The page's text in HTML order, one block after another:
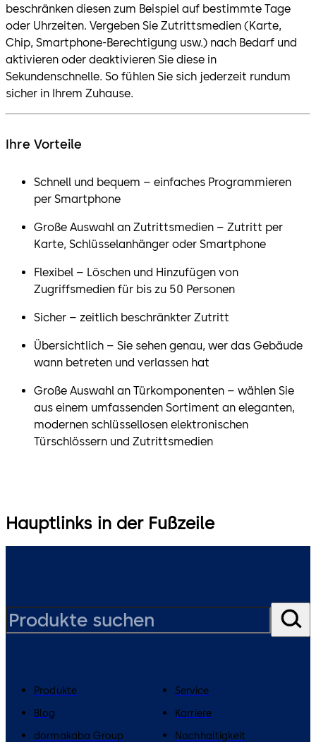
beschränken diesen zum Beispiel auf bestimmte Tage
oder Uhrzeiten. Vergeben Sie Zutrittsmedien (Karte,
Chip, Smartphone-Berechtigung usw.) nach Bedarf und
aktivieren oder deaktivieren Sie diese in
Sekundenschnelle. So fühlen Sie sich jederzeit rundum
sicher in Ihrem Zuhause.
Ihre Vorteile
Schnell und bequem – einfaches Programmieren
per Smartphone
Große Auswahl an Zutrittsmedien – Zutritt per
Karte, Schlüsselanhänger oder Smartphone
Flexibel – Löschen und Hinzufügen von
Zugriffsmedien für bis zu 50 Personen
Sicher – zeitlich beschränkter Zutritt
Übersichtlich – Sie sehen genau, wer das Gebäude
wann betreten und verlassen hat
Große Auswahl an Türkomponenten – wählen Sie
aus einem umfassenden Sortiment an eleganten,
modernen schlüssellosen elektronischen
Türschlössern und Zutrittsmedien
Hauptlinks in der Fußzeile
Produkte
Service
Blog
Karriere
dormakaba Group
Nachhaltigkeit